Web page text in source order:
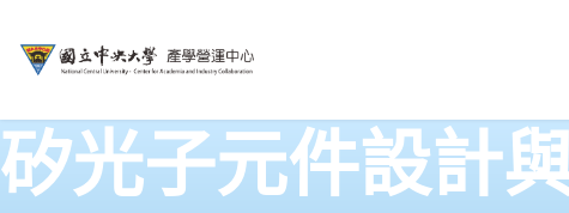
國立中央大學產學營運中心官網
矽光子元件設計